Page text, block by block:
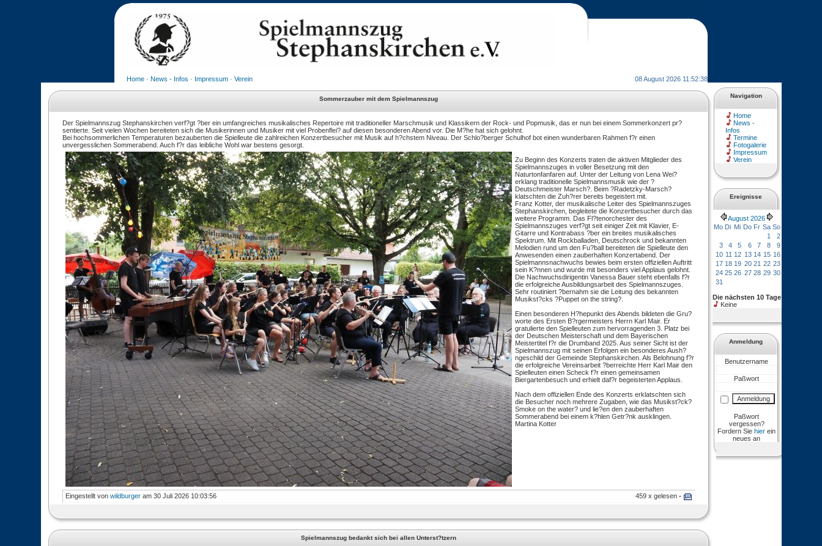
Home · News - Infos · Impressum · Verein 08 August 2026 11:52:38
Sommerzauber mit dem Spielmannszug
Der Spielmannszug Stephanskirchen verf?gt ?ber ein umfangreiches musikalisches Repertoire mit traditioneller Marschmusik und Klassikern der Rock- und Popmusik, das er nun bei einem Sommerkonzert pr?
sentierte. Seit vielen Wochen bereiteten sich die Musikerinnen und Musiker mit viel Probenflei? auf diesen besonderen Abend vor. Die M?he hat sich gelohnt.
Bei hochsommerlichen Temperaturen bezauberten die Spielleute die zahlreichen Konzertbesucher mit Musik auf h?chstem Niveau. Der Schlo?berger Schulhof bot einen wunderbaren Rahmen f?r einen
unvergesslichen Sommerabend. Auch f?r das leibliche Wohl war bestens gesorgt.
Zu Beginn des Konzerts traten die aktiven Mitglieder des
Spielmannszuges in voller Besetzung mit den
Naturtonfanfaren auf. Unter der Leitung von Lena Wei?
erklang traditionelle Spielmannsmusik wie der ?
Deutschmeister Marsch?. Beim ?Radetzky-Marsch?
klatschten die Zuh?rer bereits begeistert mit.
Franz Kotter, der musikalische Leiter des Spielmannszuges
Stephanskirchen, begleitete die Konzertbesucher durch das
weitere Programm. Das Fl?tenorchester des
Spielmannszuges verf?gt seit einiger Zeit mit Klavier, E-
Gitarre und Kontrabass ?ber ein breites musikalisches
Spektrum. Mit Rockballaden, Deutschrock und bekannten
Melodien rund um den Fu?ball bereiteten die Spielleute den
Anwesenden einen zauberhaften Konzertabend. Der
Spielmannsnachwuchs bewies beim ersten offiziellen Auftritt
sein K?nnen und wurde mit besonders viel Applaus gelohnt.
Die Nachwuchsdirigentin Vanessa Bauer steht ebenfalls f?r
die erfolgreiche Ausbildungsarbeit des Spielmannszuges.
Sehr routiniert ?bernahm sie die Leitung des bekannten
Musikst?cks ?Puppet on the string?.
Einen besonderen H?hepunkt des Abends bildeten die Gru?
worte des Ersten B?rgermeisters Herrn Karl Mair. Er
gratulierte den Spielleuten zum hervorragenden 3. Platz bei
der Deutschen Meisterschaft und dem Bayerischen
Meistertitel f?r die Drumband 2025. Aus seiner Sicht ist der
Spielmannszug mit seinen Erfolgen ein besonderes Aush?
ngeschild der Gemeinde Stephanskirchen. Als Belohnung f?r
die erfolgreiche Vereinsarbeit ?berreichte Herr Karl Mair den
Spielleuten einen Scheck f?r einen gemeinsamen
Biergartenbesuch und erhielt daf?r begeisterten Applaus.
Nach dem offiziellen Ende des Konzerts erklatschten sich
die Besucher noch mehrere Zugaben, wie das Musikst?ck?
Smoke on the water? und lie?en den zauberhaften
Sommerabend bei einem k?hlen Getr?nk ausklingen.
Martina Kotter
Eingestellt von wildburgeram 30 Juli 2026 10:03:56 459 x gelesen -
Spielmannszug bedankt sich bei allen Unterst?tzern
Navigation
Home
News -
Infos
Termine
Fotogalerie
Impressum
Verein
Ereignisse
August 2026
Mo Di Mi Do Fr Sa So
1
2
3
4 5 6 7 8
9
10 11 12 13 14 15 16
17 18 19 20 21 22 23
24 25 26 27 28 29 30
31
Die nächsten 10 Tage
Keine
Anmeldung
Benutzername
Paßwort
Paßwort
vergessen?
Fordern Sie hier ein
neues an